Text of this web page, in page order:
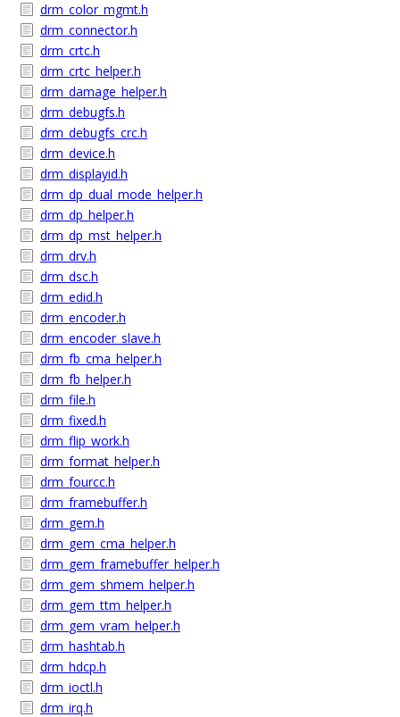
drm_color_mgmt.h
drm_connector.h
drm_crtc.h
drm_crtc_helper.h
drm_damage_helper.h
drm_debugfs.h
drm_debugfs_crc.h
drm_device.h
drm_displayid.h
drm_dp_dual_mode_helper.h
drm_dp_helper.h
drm_dp_mst_helper.h
drm_drv.h
drm_dsc.h
drm_edid.h
drm_encoder.h
drm_encoder_slave.h
drm_fb_cma_helper.h
drm_fb_helper.h
drm_file.h
drm_fixed.h
drm_flip_work.h
drm_format_helper.h
drm_fourcc.h
drm_framebuffer.h
drm_gem.h
drm_gem_cma_helper.h
drm_gem_framebuffer_helper.h
drm_gem_shmem_helper.h
drm_gem_ttm_helper.h
drm_gem_vram_helper.h
drm_hashtab.h
drm_hdcp.h
drm_ioctl.h
drm_irq.h